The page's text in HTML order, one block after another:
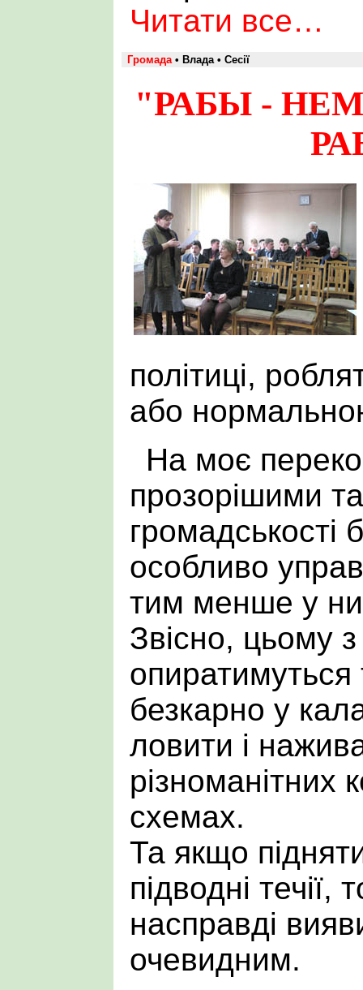
Читати все…
Громада• Влада • Сесії
"РАБЫ -
політиці,
або
На моє
прозорішими
громадськості
особливо
тим менше у
Звісно, цьому з
опиратимуться
безкарно у
ловити і
різноманітних
схемах.
Та якщо
підводні
насправді
очевидним.